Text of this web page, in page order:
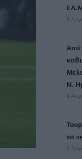
8
Από
Ν.
8
να
8